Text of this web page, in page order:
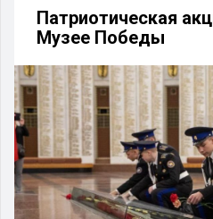
Патриотическая
Музее Победы